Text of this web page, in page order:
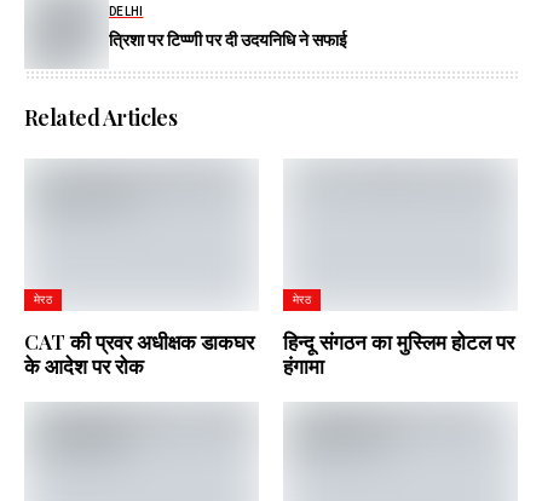
DELHI
त्रिशा पर टिप्प्णी पर दी उदयनिधि ने सफाई
Related Articles
मेरठ
CAT की प्रवर अधीक्षक डाकघर
के आदेश पर रोक
मेरठ
हिन्दू संगठन का मुस्लिम होटल पर
हंगामा